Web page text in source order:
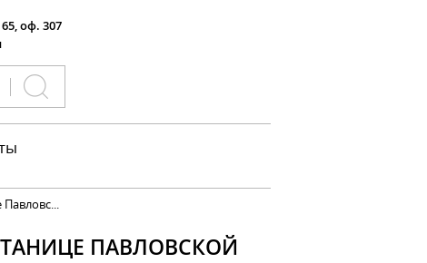
оф. 307
ПАВЛОВСКОЙ